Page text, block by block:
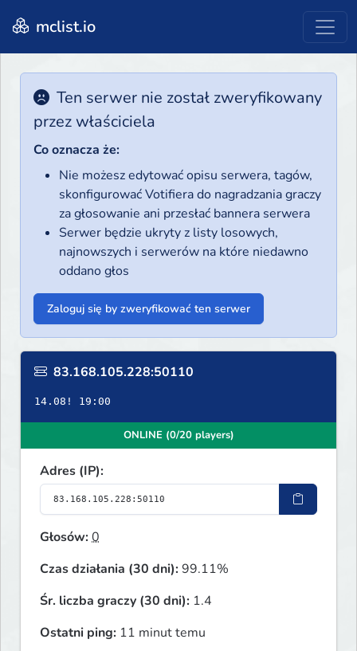
mclist.io
Ten serwer nie został zweryfikowany
przez właściciela
Co oznacza że:
Nie możesz edytować opisu serwera, tagów,
skonfigurować Votifiera do nagradzania graczy
za głosowanie ani przesłać bannera serwera
Serwer będzie ukryty z listy losowych,
najnowszych i serwerów na które niedawno
oddano głos
Zaloguj się by zweryfikować ten serwer
83.168.105.228:50110
14.08! 19:00
ONLINE (0/20 players)
Adres (IP):
Głosów:0
Czas działania (30 dni):99.11%
Śr. liczba graczy (30 dni): 1.4
Ostatni ping: 11 minut temu